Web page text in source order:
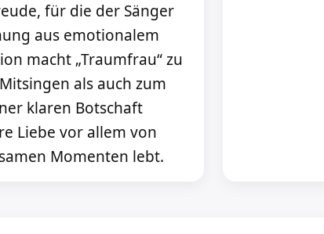
für die der Sänger
aus emotionalem
macht „Traumfrau“ zu
als auch zum
klaren Botschaft
Liebe vor allem von
Momenten lebt.